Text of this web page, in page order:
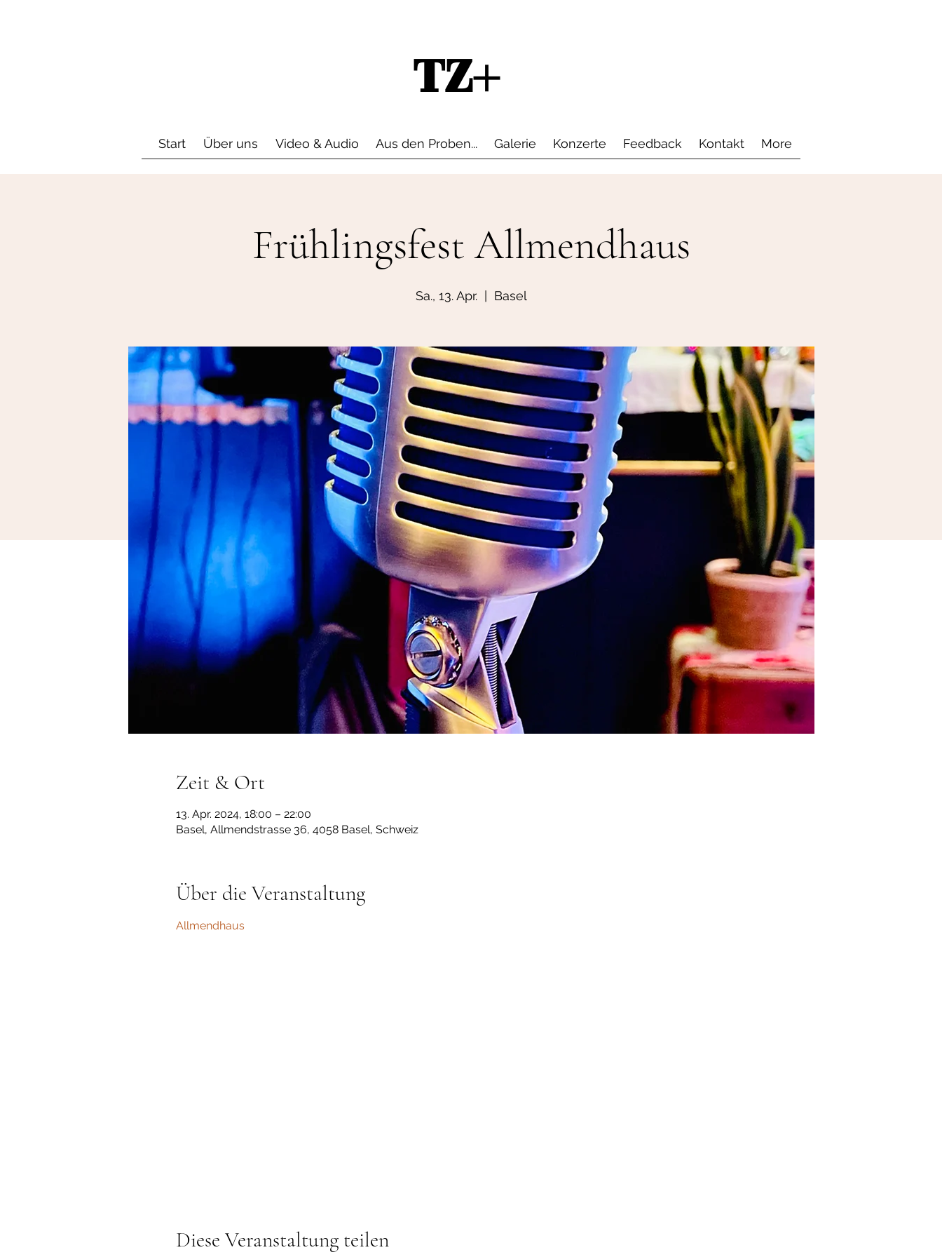
TZ+
Start Über uns Video & Audio Aus den Proben... Galerie Konzerte Feedback Kontakt More
Frühlingsfest Allmendhaus
Sa., 13. Apr.
  |
Basel
Zeit & Ort
13. Apr. 2024, 18:00 – 22:00
Basel, Allmendstrasse 36, 4058 Basel, Schweiz
Über die Veranstaltung
Allmendhaus
Diese Veranstaltung teilen